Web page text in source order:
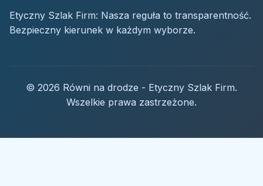
Etyczny Szlak Firm: Nasza reguła to transparentność.
Bezpieczny kierunek w każdym wyborze.
© 2026 Równi na drodze - Etyczny Szlak Firm.
Wszelkie prawa zastrzeżone.